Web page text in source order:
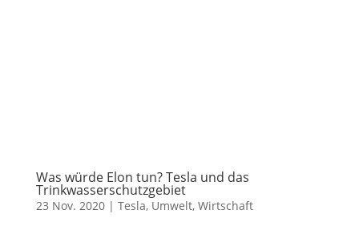
Was würde Elon tun? Tesla und das
Trinkwasserschutzgebiet
23 Nov. 2020| Tesla, Umwelt, Wirtschaft